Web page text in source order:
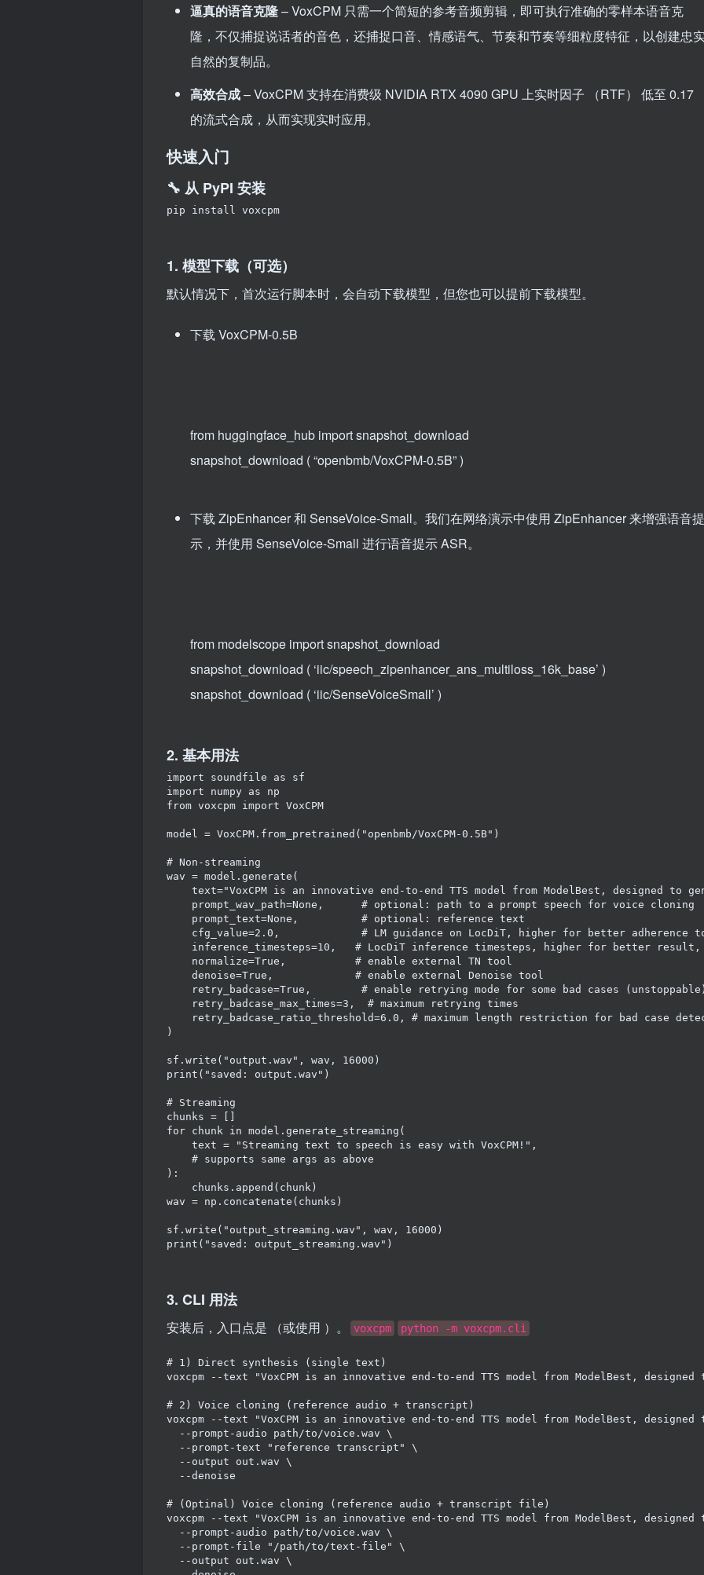
逼真的语音克隆– VoxCPM 只需一个简短的参考音频剪辑，即可执行准确的零样本语音克
隆，不仅捕捉说话者的音色，还捕捉口音、情感语气、节奏和节奏等细粒度特征，以创建忠
自然的复制品。
高效合成– VoxCPM 支持在消费级 NVIDIA RTX 4090 GPU 上实时因子 （RTF） 低至 0.17
的流式合成，从而实现实时应用。
快速入门
🔧 从 PyPI 安装
pip install voxcpm
1. 模型下载（可选）
默认情况下，首次运行脚本时，会自动下载模型，但您也可以提前下载模型。
下载 VoxCPM-0.5B
from huggingface_hub import snapshot_download
snapshot_download (“openbmb/VoxCPM-0.5B”)
下载 ZipEnhancer 和 SenseVoice-Small。我们在网络演示中使用 ZipEnhancer 来增强语音提
示，并使用 SenseVoice-Small 进行语音提示 ASR。
from modelscope import snapshot_download
snapshot_download ( ‘iic/speech_zipenhancer_ans_multiloss_16k_base’ )
snapshot_download ( ‘iic/SenseVoiceSmall’ )
2. 基本用法
import soundfile as
sf
import
numpy as
np
from voxcpm import VoxCPM
model = VoxCPM . from_pretrained ( "openbmb/VoxCPM-0.5B" )
# Non-streaming
wav = model . generate (
text="VoxCPM is an innovative end-to-end TTS model from ModelBest, designed to
prompt_wav_path=None , # optional: path to a prompt speech for voice cloning
prompt_text=None , # optional: reference text
cfg_value=2.0 , # LM guidance on LocDiT, higher for better adherence
inference_timesteps=10 , # LocDiT inference timesteps, higher for better
normalize=True , # enable external TN tool
denoise=True , # enable external Denoise tool
retry_badcase=True , # enable retrying mode for some bad cases
retry_badcase_max_times=3 , # maximum retrying times
retry_badcase_ratio_threshold=6.0 , # maximum length restriction for bad case
)
sf . write ( "output.wav" , wav , 16000
print ( "saved: output.wav" )
# Streaming
chunks =
for chunk in model . generate_streaming (
text = "Streaming text to speech is easy with VoxCPM!" ,
# supports same args as above
):
chunks . append ( chunk
wav = np . concatenate ( chunks )
sf . write ( "output_streaming.wav" , wav , 16000
print ( "saved: output_streaming.wav" )
3. CLI 用法
安装后，入口点是 （或使用 ）。 voxcpm python -m voxcpm.cli
# 1) Direct synthesis (single text)
voxcpm --text
"VoxCPM is an innovative end-to-end TTS model from ModelBest,
# 2) Voice cloning (reference audio + transcript)
voxcpm --text
"VoxCPM is an innovative end-to-end TTS model from ModelBest,
  --prompt-audio path/to/voice.wav \
  --prompt-text
" reference transcript "
\
  --output out.wav \
  --denoise
# (Optinal) Voice cloning (reference audio + transcript file)
voxcpm --text
"VoxCPM is an innovative end-to-end TTS model from ModelBest,
  --prompt-audio path/to/voice.wav \
  --prompt-file
" /path/to/text-file "
\
  --output out.wav \